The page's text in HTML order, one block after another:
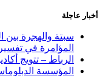
أخبار عاجلة
سبتة والهجرة بين
المؤامرة في
الرباط – تتويج